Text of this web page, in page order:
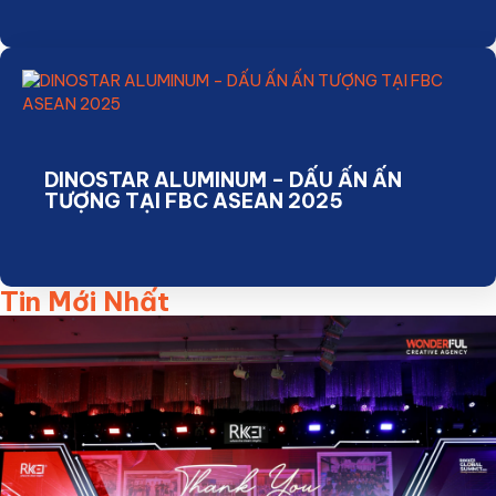
DINOSTAR ALUMINUM – DẤU ẤN ẤN
TƯỢNG TẠI FBC ASEAN 2025
Tin Mới Nhất